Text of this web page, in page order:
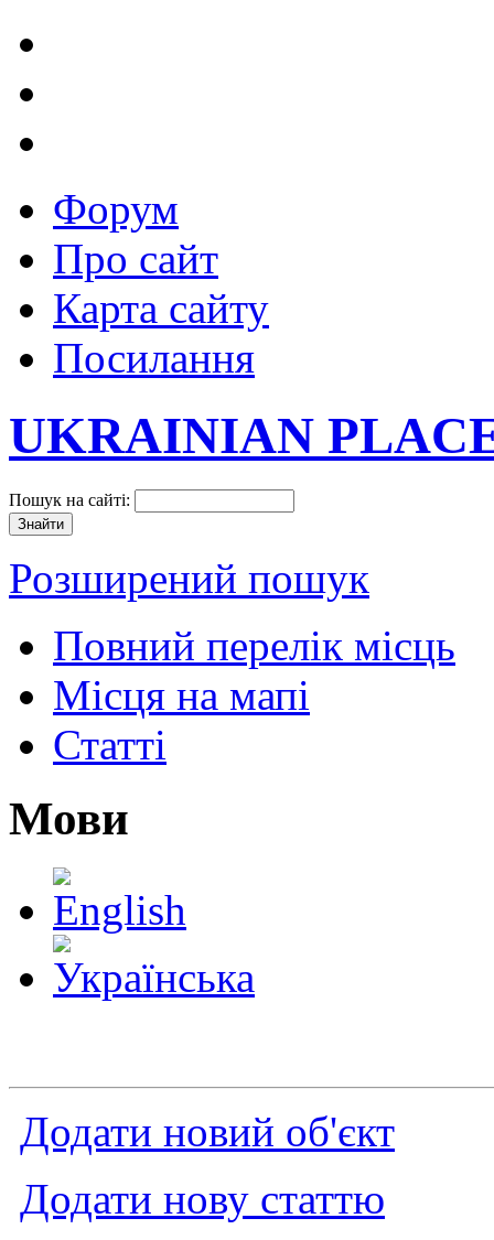
Форум
Про сайт
Карта сайту
Посилання
UKRAINIAN
Пошук на сайті:
Розширений пошук
Повний перелік місць
Місця на мапі
Статті
Мови
Додати новий об'єкт
Додати нову статтю